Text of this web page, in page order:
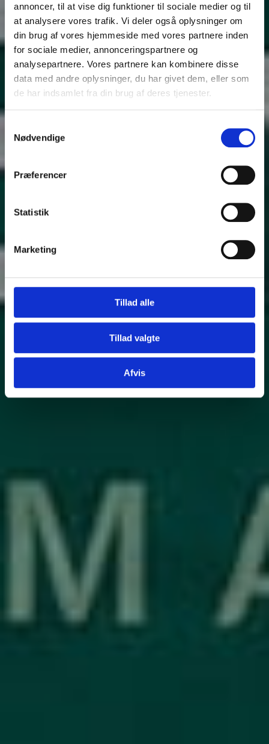
annoncer, til at vise dig funktioner til sociale medier og til
at analysere vores trafik. Vi deler også oplysninger om
din brug af vores hjemmeside med vores partnere inden
for sociale medier, annonceringspartnere og
analysepartnere. Vores partnere kan kombinere disse
data med andre oplysninger, du har givet dem, eller som
de har indsamlet fra din brug af deres tjenester.
Nødvendige
Præferencer
Statistik
Marketing
Tillad alle
Tillad valgte
Afvis